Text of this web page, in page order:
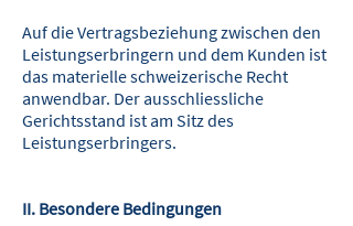
Auf die Vertragsbeziehung zwischen den
Leistungserbringern und dem Kunden ist
das materielle schweizerische Recht
anwendbar. Der ausschliessliche
Gerichtsstand ist am Sitz des
Leistungserbringers.
II. Besondere Bedingungen